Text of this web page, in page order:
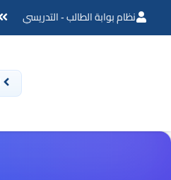
نظام بوابة الطالب - التدريسي